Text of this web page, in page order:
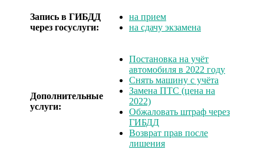
Запись в ГИБДД
через госуслуги:
на прием
на сдачу экзамена
Дополнительные
услуги:
Постановка на учёт
автомобиля в 2022 году
Снять машину с учёта
Замена ПТС (цена на
2022)
Обжаловать штраф через
ГИБДД
Возврат прав после
лишения